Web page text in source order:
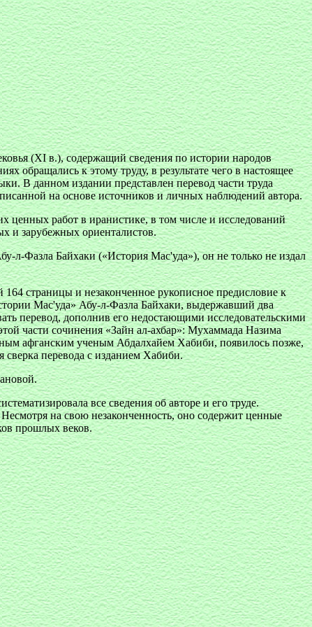
(XI в.), содержащий сведения по истории народов
обращались к этому труду, в результате чего в настоящее
В данном издании представлен перевод части труда
на основе источников и личных наблюдений автора.
работ в иранистике, в том числе и исследований
и зарубежных ориенталистов.
л-Фазла Байхаки («История Мас'уда»), он не только не издал
страницы и незаконченное рукописное предисловие к
Мас'уда» Абу-л-Фазла Байхаки, выдержавший два
перевод, дополнив его недостающими исследовательскими
части сочинения «Зайн ал-ахбар»: Мухаммада Назима
афганским ученым Абдалхайем Хабиби, появилось позже,
перевода с изданием Хабиби.
все сведения об авторе и его труде.
на свою незаконченность, оно содержит ценные
прошлых веков.